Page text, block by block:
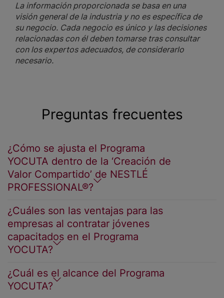
La información proporcionada se basa en una
visión general de la industria y no es específica de
su negocio. Cada negocio es único y las decisiones
relacionadas con él deben tomarse tras consultar
con los expertos adecuados, de considerarlo
necesario.
Preguntas frecuentes
¿Cómo se ajusta el Programa
YOCUTA dentro de la ‘Creación de
Valor Compartido’ de NESTLÉ
PROFESSIONAL®?
¿Cuáles son las ventajas para las
empresas al contratar jóvenes
capacitados en el Programa
YOCUTA?
¿Cuál es el alcance del Programa
YOCUTA?